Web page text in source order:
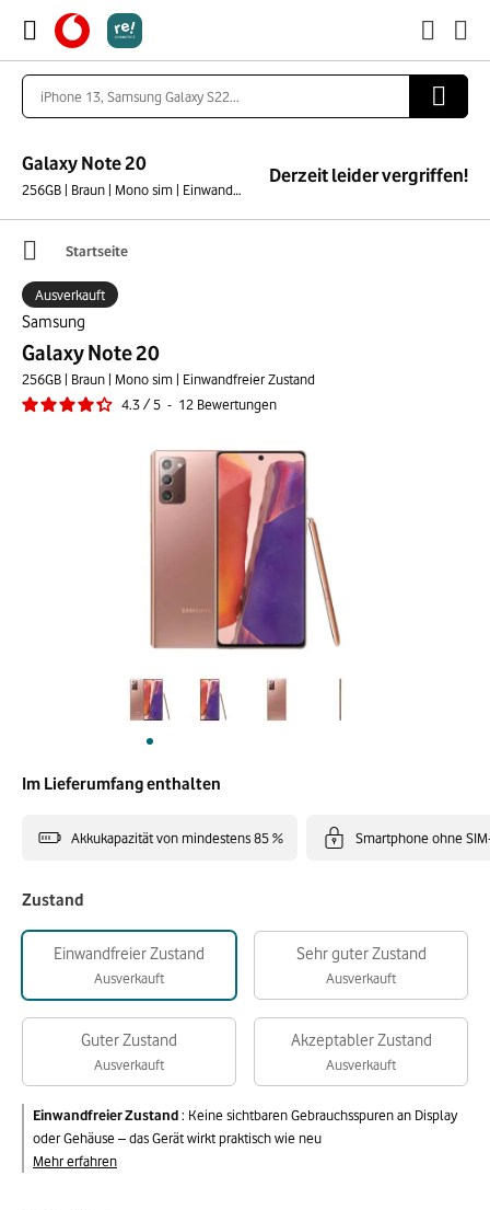
Galaxy Note 20
256GB | Braun | Mono sim | Einwandfreier Zustand
Derzeit leider vergriffen!
Startseite
Samsung
Galaxy Note 20
256GB | Braun | Mono sim | Einwandfreier Zustand
4.3/5 - 12 Bewertungen
Ausverkauft
Im Lieferumfang enthalten
Akkukapazität von mindestens 85 % Smartphone ohne
Zustand
Einwandfreier Zustand
Ausverkauft
Sehr guter Zustand
Ausverkauft
Guter Zustand
Ausverkauft
Akzeptabler Zustand
Ausverkauft
Einwandfreier Zustand: Keine sichtbaren Gebrauchsspuren an Display
oder Gehäuse – das Gerät wirkt praktisch wie neu
Mehr erfahren